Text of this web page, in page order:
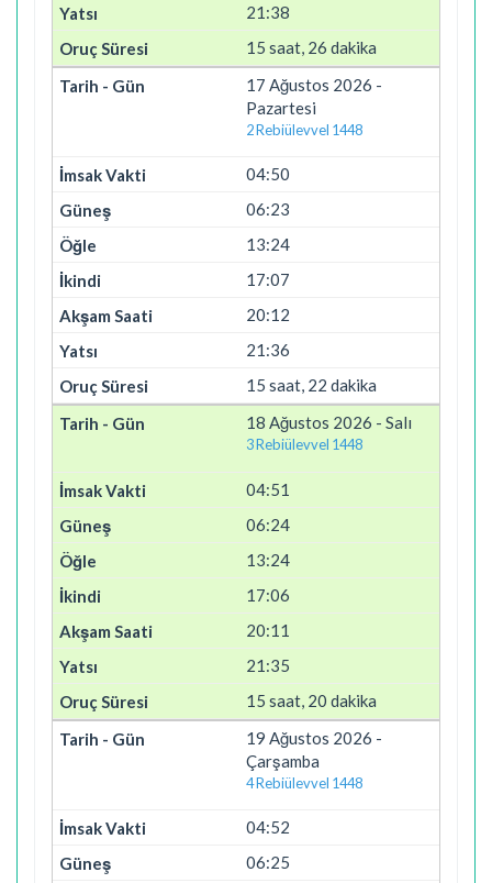
21:38
15 saat, 26 dakika
17 Ağustos 2026 -
Pazartesi
2 Rebiülevvel 1448
04:50
06:23
13:24
17:07
20:12
21:36
15 saat, 22 dakika
18 Ağustos 2026 - Salı
3 Rebiülevvel 1448
04:51
06:24
13:24
17:06
20:11
21:35
15 saat, 20 dakika
19 Ağustos 2026 -
Çarşamba
4 Rebiülevvel 1448
04:52
06:25